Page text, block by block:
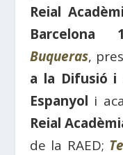
Reial
Barcelona
Buqueras,
a la Difusió i
Espanyol i
Reial
de la RAED;